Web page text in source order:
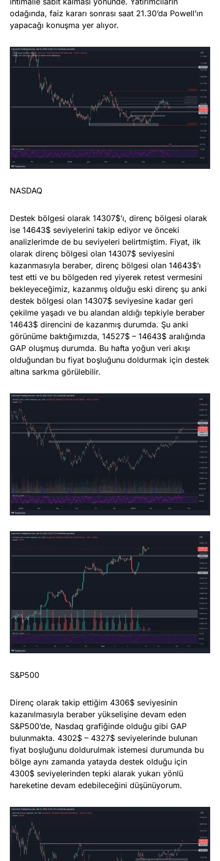
odağında, faiz kararı sonrası saat 21.30’da Powell’ın
yapacağı konuşma yer alıyor.
NASDAQ
Destek bölgesi olarak 14307$’ı, direnç bölgesi olarak
ise 14643$ seviyelerini takip ediyor ve önceki
analizlerimde de bu seviyeleri belirtmiştim. Fiyat, ilk
olarak direnç bölgesi olan 14307$ seviyesini
kazanmasıyla beraber, direnç bölgesi olan 14643$’ı
test etti ve bu bölgeden red yiyerek retest vermesini
bekleyeceğimiz, kazanmış olduğu eski direnç şu anki
destek bölgesi olan 14307$ seviyesine kadar geri
çekilme yaşadı ve bu alandan aldığı tepkiyle beraber
14643$ direncini de kazanmış durumda. Şu anki
görünüme baktığımızda, 14527$ – 14643$ aralığında
GAP oluşmuş durumda. Bu hafta yoğun veri akışı
olduğundan bu fiyat boşluğunu doldurmak için destek
altına sarkma görülebilir.
S&P500
Direnç olarak takip ettiğim 4306$ seviyesinin
kazanılmasıyla beraber yükselişine devam eden
S&P500’de, Nasdaq grafiğinde olduğu gibi GAP
bulunmakta. 4302$ – 4327$ seviyelerinde bulunan
fiyat boşluğunu doldurulmak istemesi durumunda bu
bölge aynı zamanda yatayda destek olduğu için
4300$ seviyelerinden tepki alarak yukarı yönlü
hareketine devam edebileceğini düşünüyorum.